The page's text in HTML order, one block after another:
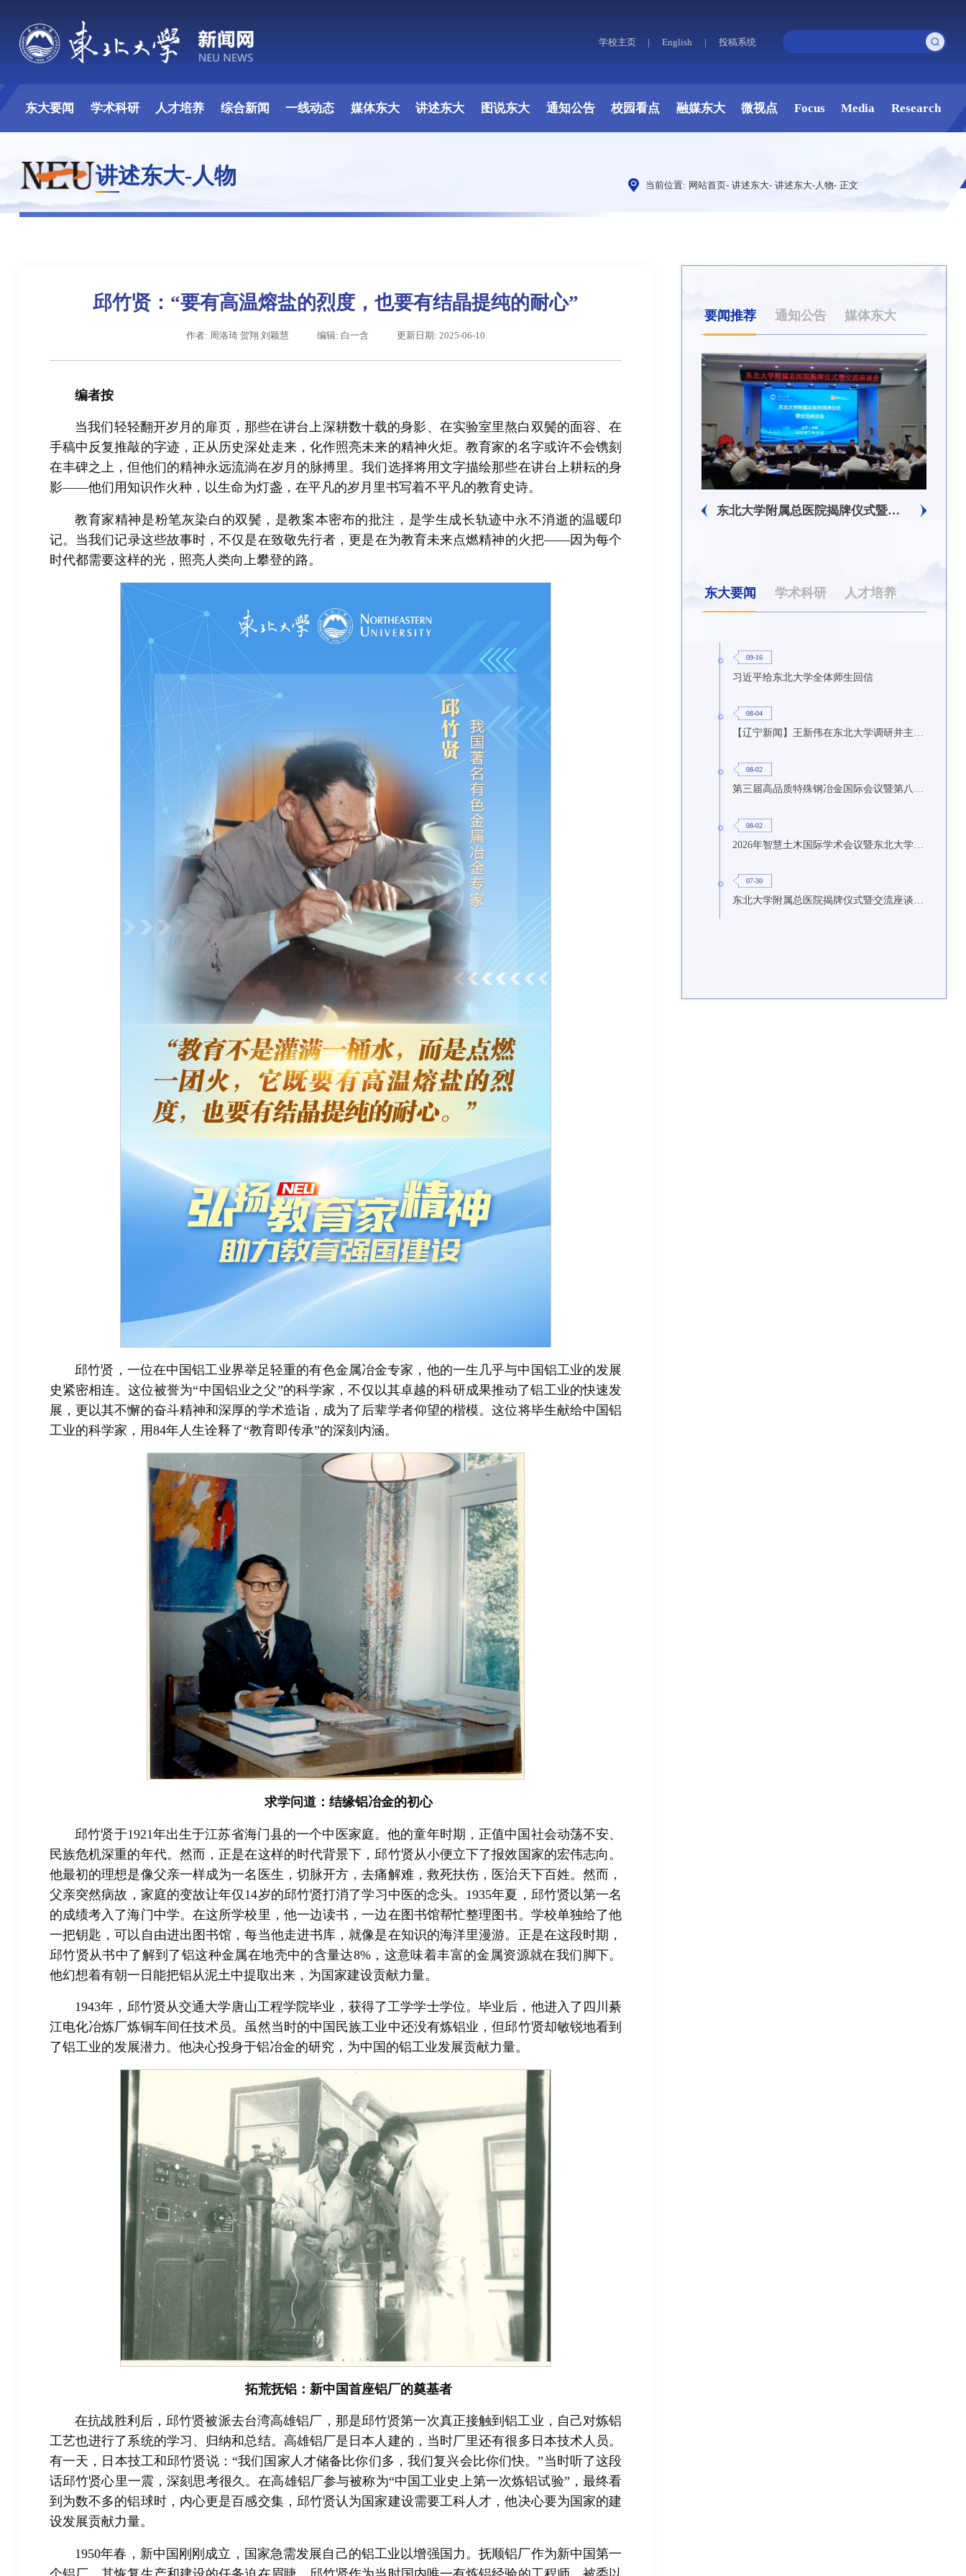
学校主页 | English | 投稿系统
东大要闻 学术科研 人才培养 综合新闻 一线动态 媒体东大 讲述东大 图说东大 通知公告 校园看点 融媒东大 微视点 Focus Media Research
讲述东大-人物 当前位置: 网站首页- 讲述东大- 讲述东大-人物- 正文
邱竹贤：“要有高温熔盐的烈度，也要有结晶提纯的耐心”
作者: 周洛琦 贺翔 刘颖慧 编辑: 白一含 更新日期: 2025-06-10
编者按
当我们轻轻翻开岁月的扉页，那些在讲台上深耕数十载的身影、在实验室里熬白双鬓的面容、在
手稿中反复推敲的字迹，正从历史深处走来，化作照亮未来的精神火炬。教育家的名字或许不会镌刻
在丰碑之上，但他们的精神永远流淌在岁月的脉搏里。我们选择将用文字描绘那些在讲台上耕耘的身
影——他们用知识作火种，以生命为灯盏，在平凡的岁月里书写着不平凡的教育史诗。
教育家精神是粉笔灰染白的双鬓，是教案本密布的批注，是学生成长轨迹中永不消逝的温暖印
记。当我们记录这些故事时，不仅是在致敬先行者，更是在为教育未来点燃精神的火把——因为每个
时代都需要这样的光，照亮人类向上攀登的路。
邱竹贤，一位在中国铝工业界举足轻重的有色金属冶金专家，他的一生几乎与中国铝工业的发展
史紧密相连。这位被誉为“中国铝业之父”的科学家，不仅以其卓越的科研成果推动了铝工业的快速发
展，更以其不懈的奋斗精神和深厚的学术造诣，成为了后辈学者仰望的楷模。这位将毕生献给中国铝
工业的科学家，用84年人生诠释了“教育即传承”的深刻内涵。
求学问道： 结缘铝冶金的初心
邱竹贤于1921年出生于江苏省海门县的一个中医家庭。他的童年时期，正值中国社会动荡不安、
民族危机深重的年代。然而，正是在这样的时代背景下，邱竹贤从小便立下了报效国家的宏伟志向。
他最初的理想是像父亲一样成为一名医生，切脉开方，去痛解难，救死扶伤，医治天下百姓。然而，
父亲突然病故，家庭的变故让年仅14岁的邱竹贤打消了学习中医的念头。1935年夏，邱竹贤以第一名
的成绩考入了海门中学。在这所学校里，他一边读书，一边在图书馆帮忙整理图书。学校单独给了他
一把钥匙，可以自由进出图书馆，每当他走进书库，就像是在知识的海洋里漫游。正是在这段时期，
邱竹贤从书中了解到了铝这种金属在地壳中的含量达8%，这意味着丰富的金属资源就在我们脚下。
他幻想着有朝一日能把铝从泥土中提取出来，为国家建设贡献力量。
1943年，邱竹贤从交通大学唐山工程学院毕业，获得了工学学士学位。毕业后，他进入了四川綦
江电化冶炼厂炼铜车间任技术员。虽然当时的中国民族工业中还没有炼铝业，但邱竹贤却敏锐地看到
了铝工业的发展潜力。他决心投身于铝冶金的研究，为中国的铝工业发展贡献力量。
拓荒抚铝： 新中国首座铝厂的奠基者
在抗战胜利后，邱竹贤被派去台湾高雄铝厂，那是邱竹贤第一次真正接触到铝工业，自己对炼铝
工艺也进行了系统的学习、归纳和总结。高雄铝厂是日本人建的，当时厂里还有很多日本技术人员。
有一天，日本技工和邱竹贤说：“我们国家人才储备比你们多，我们复兴会比你们快。”当时听了这段
话邱竹贤心里一震，深刻思考很久。在高雄铝厂参与被称为“中国工业史上第一次炼铝试验”，最终看
到为数不多的铝球时，内心更是百感交集，邱竹贤认为国家建设需要工科人才，他决心要为国家的建
设发展贡献力量。
1950年春，新中国刚刚成立，国家急需发展自己的铝工业以增强国力。抚顺铝厂作为新中国第一
要闻推荐 通知公告 媒体东大
辽宁省卓越工程师培养联合体在东北大学成立 习近平给东北大学全体师生回信 东北大学举办树立和践行正确政绩观学习教育培训班
东大要闻 学术科研 人才培养
09-16
习近平给东北大学全体师生回信
08-04
【辽宁新闻】王新伟在东北大学调研并主持召开座谈会
08-02
08-02
07-30
东北大学附属总医院揭牌仪式暨交流座谈会举行